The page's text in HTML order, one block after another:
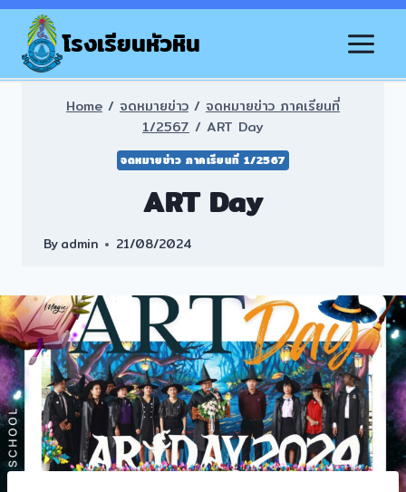
Skip
contentโรงเรียนหัวหิน
Home / จดหมายข่าว / จดหมายข่าว ภาคเรียนที่
1/2567 / ART Day
จดหมายข่าว ภาคเรียนที่ 1/2567
ART Day
Byadmin 21/08/2024